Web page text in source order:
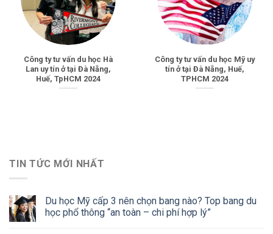
Công ty tư vấn du học Hà
Lan uy tín ở tại Đà Nẵng,
Huế, TpHCM 2024
Công ty tư vấn du học Mỹ uy
tín ở tại Đà Nẵng, Huế,
TPHCM 2024
TIN TỨC MỚI NHẤT
Du học Mỹ cấp 3 nên chọn bang nào? Top bang du
học phổ thông “an toàn – chi phí hợp lý”